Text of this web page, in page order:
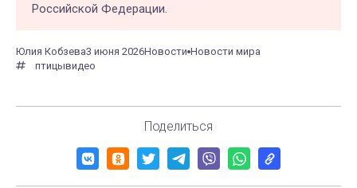
Российской Федерации.
Юлия Кобзева3 июня 2026Новости Новости мира
птицывидео
Поделиться